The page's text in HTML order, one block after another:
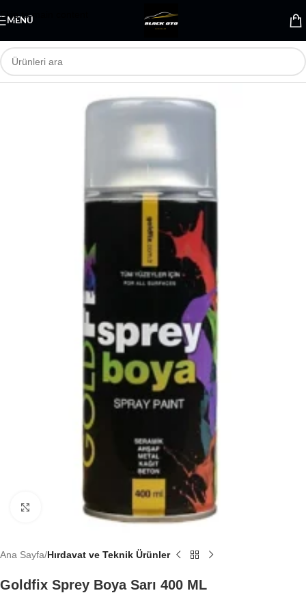
Skip to main content
MENÜ
Büyütmek için tıklayın
Ana Sayfa Hırdavat ve Teknik Ürünler
Goldfix Sprey Boya Sarı 400 ML